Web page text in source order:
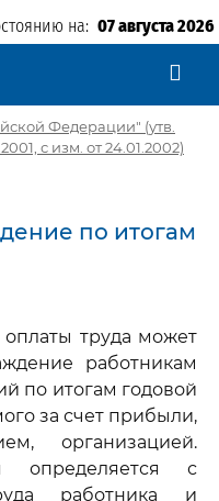
на: 07 августа 2026
Федерации" (утв.
с изм. от 24.01.2002)
по итогам
труда может
работникам
по итогам годовой
за счет прибыли,
организацией.
определяется с
работника и